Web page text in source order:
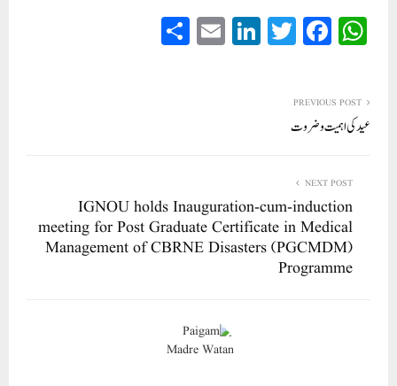
W
ha
A
pp
Fa
ce
ok
T
wi
Li
nk
E
m
PREVIOUS POST
عید کی اہمیت و ضروت
NEXT POST
IGNOU holds Inauguration-cum-induction
meeting for Post Graduate Certificate in Medical
Management of CBRNE Disasters (PGCMDM)
Programme